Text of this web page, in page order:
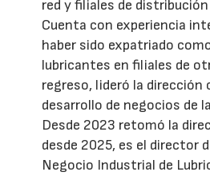
red y filiales de
Cuenta con experiencia
haber sido expatriado
lubricantes en filiales de
regreso, lideró la dirección
desarrollo de negocios de
Desde 2023 retomó la
desde 2025, es el director
Negocio Industrial de